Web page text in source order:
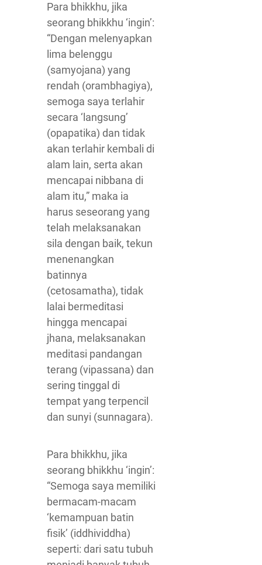
Para bhikkhu, jika
seorang bhikkhu ‘ingin’:
“Dengan melenyapkan
lima belenggu
(samyojana) yang
rendah (orambhagiya),
semoga saya terlahir
secara ‘langsung’
(opapatika) dan tidak
akan terlahir kembali di
alam lain, serta akan
mencapai nibbana di
alam itu,” maka ia
harus seseorang yang
telah melaksanakan
sila dengan baik, tekun
menenangkan
batinnya
(cetosamatha), tidak
lalai bermeditasi
hingga mencapai
jhana, melaksanakan
meditasi pandangan
terang (vipassana) dan
sering tinggal di
tempat yang terpencil
dan sunyi (sunnagara).
Para bhikkhu, jika
seorang bhikkhu ‘ingin’:
“Semoga saya memiliki
bermacam-macam
‘kemampuan batin
fisik’ (iddhividdha)
seperti: dari satu tubuh